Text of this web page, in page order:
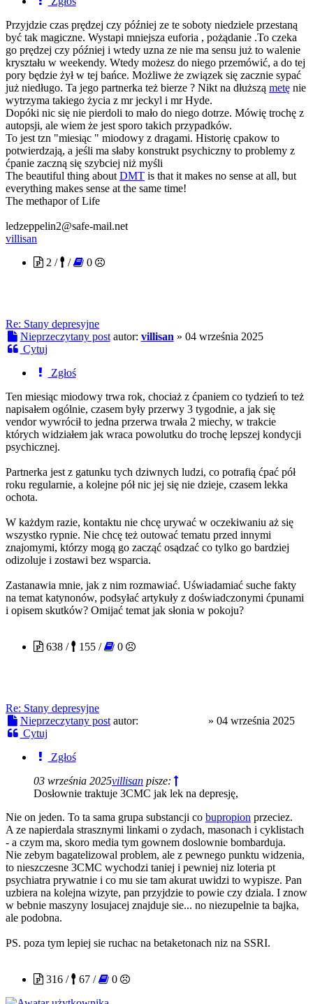
Przyjdzie czas prędzej czy później ze te soboty niedziele przestaną
być tak magiczne. Wystapi mniejsza euforia , pożądanie .To czeka
go prędzej czy później i wtedy uzna ze nie ma sensu już to walenie
kryształu w weekendy. Wtedy możesz do niego przemówić, a do tej
pory będzie żył w tej bańce. Możliwe że związek się zacznie sypać
już niedługo. Ta jego partnerka też bierze ? Nikt na dłuższą metę nie
wytrzyma takiego życia z mr jeckyl i mr Hyde.
Dopóki nic się nie pierdoli to mało do niego dotrze. Mówię trochę z
autopsji, ale wiem że jest sporo takich przypadków.
To jest tzn "miesiąc " miodowy z dragami. Historię cpakow to
potwierdzają, a jeśli ma słaby konstrukt psychiczny to problemy z
ćpanie zaczną się szybciej niż myśli
The beautiful thing about DMT is that it makes no sense at all, but
everything makes sense at the same time!
The methapor of Life
ledzeppelin2@safe-mail.net
villisan
2 /
/ 0
Re: Stany depresyjne
Nieprzeczytany post autor: villisan » 04 września 2025
Cytuj
Zgłoś
Ten miesiąc miodowy trwa rok, chociaż z ćpaniem co tydzień to też
napisałem ogólnie, czasem były przerwy 3 tygodnie, a jak się
vendor wywrócił to jedna przerwa trwała 2 miechy, w trakcie
których widziałem jak wraca powolutku do trochę lepszej kondycji
psychicznej.
Partnerka jest z gatunku tych dziwnych ludzi, co potrafią ćpać pół
roku regularnie, a kolejne pół nic jej się nie dzieje, czasem lekka
ochota.
W każdym razie, kontaktu nie chcę urywać w oczekiwaniu aż się
wszystko rypnie. Nie chcę też outować tematu przed innymi
znajomymi, którzy mogą go zacząć osądzać co tylko go bardziej
odizoluje i zostawi bez wsparcia.
Zastanawia mnie, jak z nim rozmawiać. Uświadamiać suche fakty
na temat katynonów, podsyłać artykuły z doświadczonymi ćpunami
i opisem skutków? Omijać temat jak słonia w pokoju?
638 /
155 / 0
Re: Stany depresyjne
Nieprzeczytany post autor: » 04 września 2025
Cytuj
Zgłoś
03 września 2025villisan pisze:
Dosłownie traktuje 3CMC jak lek na depresję,
Nie on jeden. To ta sama grupa substancji co bupropion przeciez.
A ze napierdala strasznymi linkami o zydach, masonach i cyklistach
- a czym ma, skoro media tym gownem doslownie bombarduja.
Nie zebym bagatelizowal problem, ale z pewnego punktu widzenia,
to nieszczesne 3CMC wychodzi taniej i pewniej niz loteria pt
psychiatra prywatnie i co mu sie tam akurat uwidzi to wypisze. Pan
uzbiera na kolejna wizyte, pan przyjdzie to powie czy dziala. I znow
w bebnie maszyny losujacej znajduje sie... no niezupelnie ta bajka,
ale podobna.
PS. poza tym lepiej sie ruchac na betaketonach niz na SSRI.
316 /
67 / 0